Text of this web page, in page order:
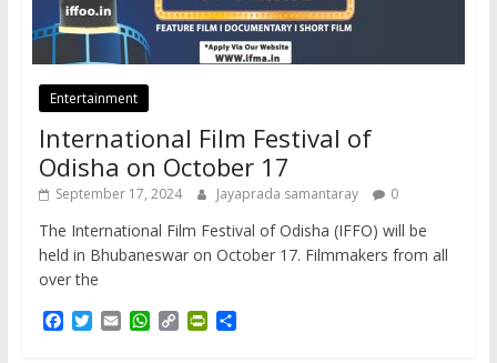
Entertainment
International Film Festival of
Odisha on October 17
September 17, 2024 Jayaprada samantaray 0
The International Film Festival of Odisha (IFFO) will be
held in Bhubaneswar on October 17. Filmmakers from all
over the
F
T
E
W C
P
S